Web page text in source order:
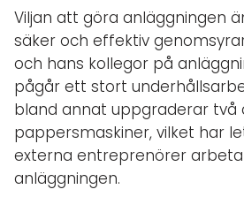
Viljan att göra anläggningen
säker och effektiv
och hans kollegor på
pågår ett stort
bland annat uppgraderar två
pappersmaskiner, vilket har
externa entreprenörer
anläggningen.